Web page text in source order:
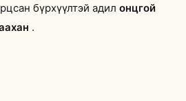
бүрхүүлтэй адил онцгой
.